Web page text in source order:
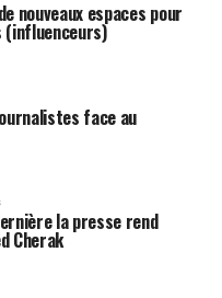
nouveaux espaces pour
(influenceurs)
face au
la presse rend
Cherak